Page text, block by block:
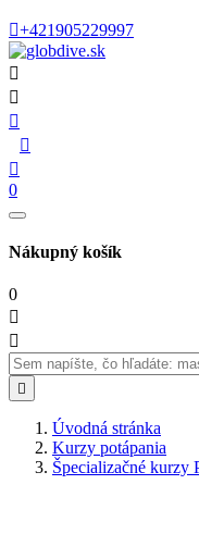
+421905229997





0
Nákupný košík
0



Úvodná stránka
Kurzy potápania
Špecializačné kurzy